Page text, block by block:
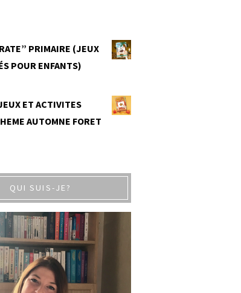
PRIMAIRE (JEUX
POUR ENFANTS)
ET ACTIVITES
AUTOMNE FORET
QUI SUIS-JE?